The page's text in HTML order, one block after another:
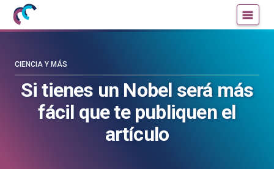
Mujeres
con
blog
Si tienes un Nobel será más
fácil que te publiquen el
artículo
CIENCIA Y MÁS